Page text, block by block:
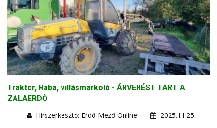
Traktor, Rába, villásmarkoló - ÁRVERÉST TART A
ZALAERDŐ
Hírszerkesztő: Erdő-Mező Online
2025.11.25.